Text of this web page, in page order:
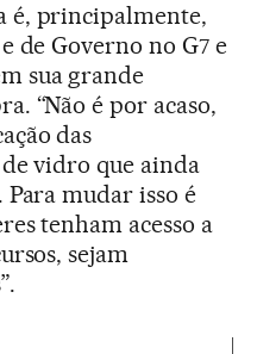
é, principalmente,
de Governo no G7 e
sua grande
“Não é por acaso,
das
vidro que ainda
mudar isso é
tenham acesso a
sejam